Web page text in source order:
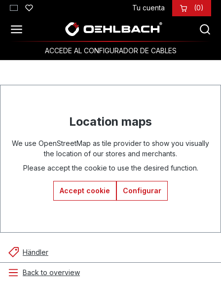
Saltar al contenido principal Tu cuenta (0)
ACCEDE AL CONFIGURADOR DE CABLES
Location maps
We use OpenStreetMap as tile provider to show you visually
the location of our stores and merchants.
Please accept the cookie to use the desired function.
Accept cookie Configurar
Händler
Back to overview